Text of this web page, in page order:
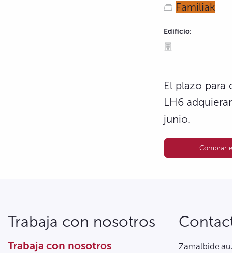
Familiak
Edificio:
El plazo para
LH6
junio.
Comprar
Trabaja con nosotros
Trabaja con nosotros
Zamalbide